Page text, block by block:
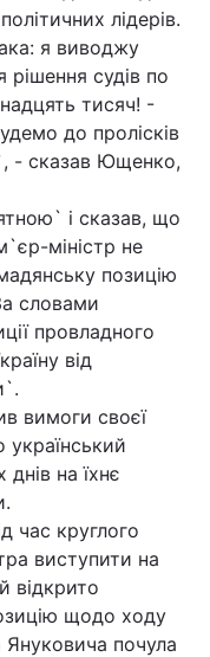
лідерів.
я виводжу
судів по
тисяч! -
до пролісків
- сказав Ющенко,
і сказав, що
міністр не
позицію
словами
провладного
від
вимоги своєї
на їхнє
час круглого
виступити на
відкрито
щодо ходу
почула